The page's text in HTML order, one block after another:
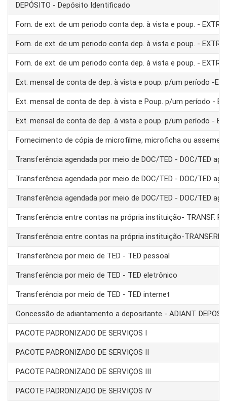
DEPÓSITO - Depósito Identificado
Forn. de ext. de um periodo conta dep. à vista e poup. -
Forn. de ext. de um periodo conta dep. à vista e poup. -
Forn. de ext. de um periodo conta dep. à vista e poup. -
Ext. mensal de conta de dep. à vista e poup. p/um período -
Ext. mensal de conta de dep. à vista e Poup. p/um período -
Ext. mensal de conta de dep. à vista e poup. p/um período -
Fornecimento de cópia de microfilme, microficha ou
Transferência agendada por meio de DOC/TED - DOC/TED
Transferência agendada por meio de DOC/TED - DOC/TED
Transferência agendada por meio de DOC/TED - DOC/TED
Transferência entre contas na própria instituição- TRANSF.
Transferência entre contas na própria instituição-
Transferência por meio de TED - TED pessoal
Transferência por meio de TED - TED eletrônico
Transferência por meio de TED - TED internet
Concessão de adiantamento a depositante - ADIANT.
PACOTE PADRONIZADO DE SERVIÇOS I
PACOTE PADRONIZADO DE SERVIÇOS II
PACOTE PADRONIZADO DE SERVIÇOS III
PACOTE PADRONIZADO DE SERVIÇOS IV